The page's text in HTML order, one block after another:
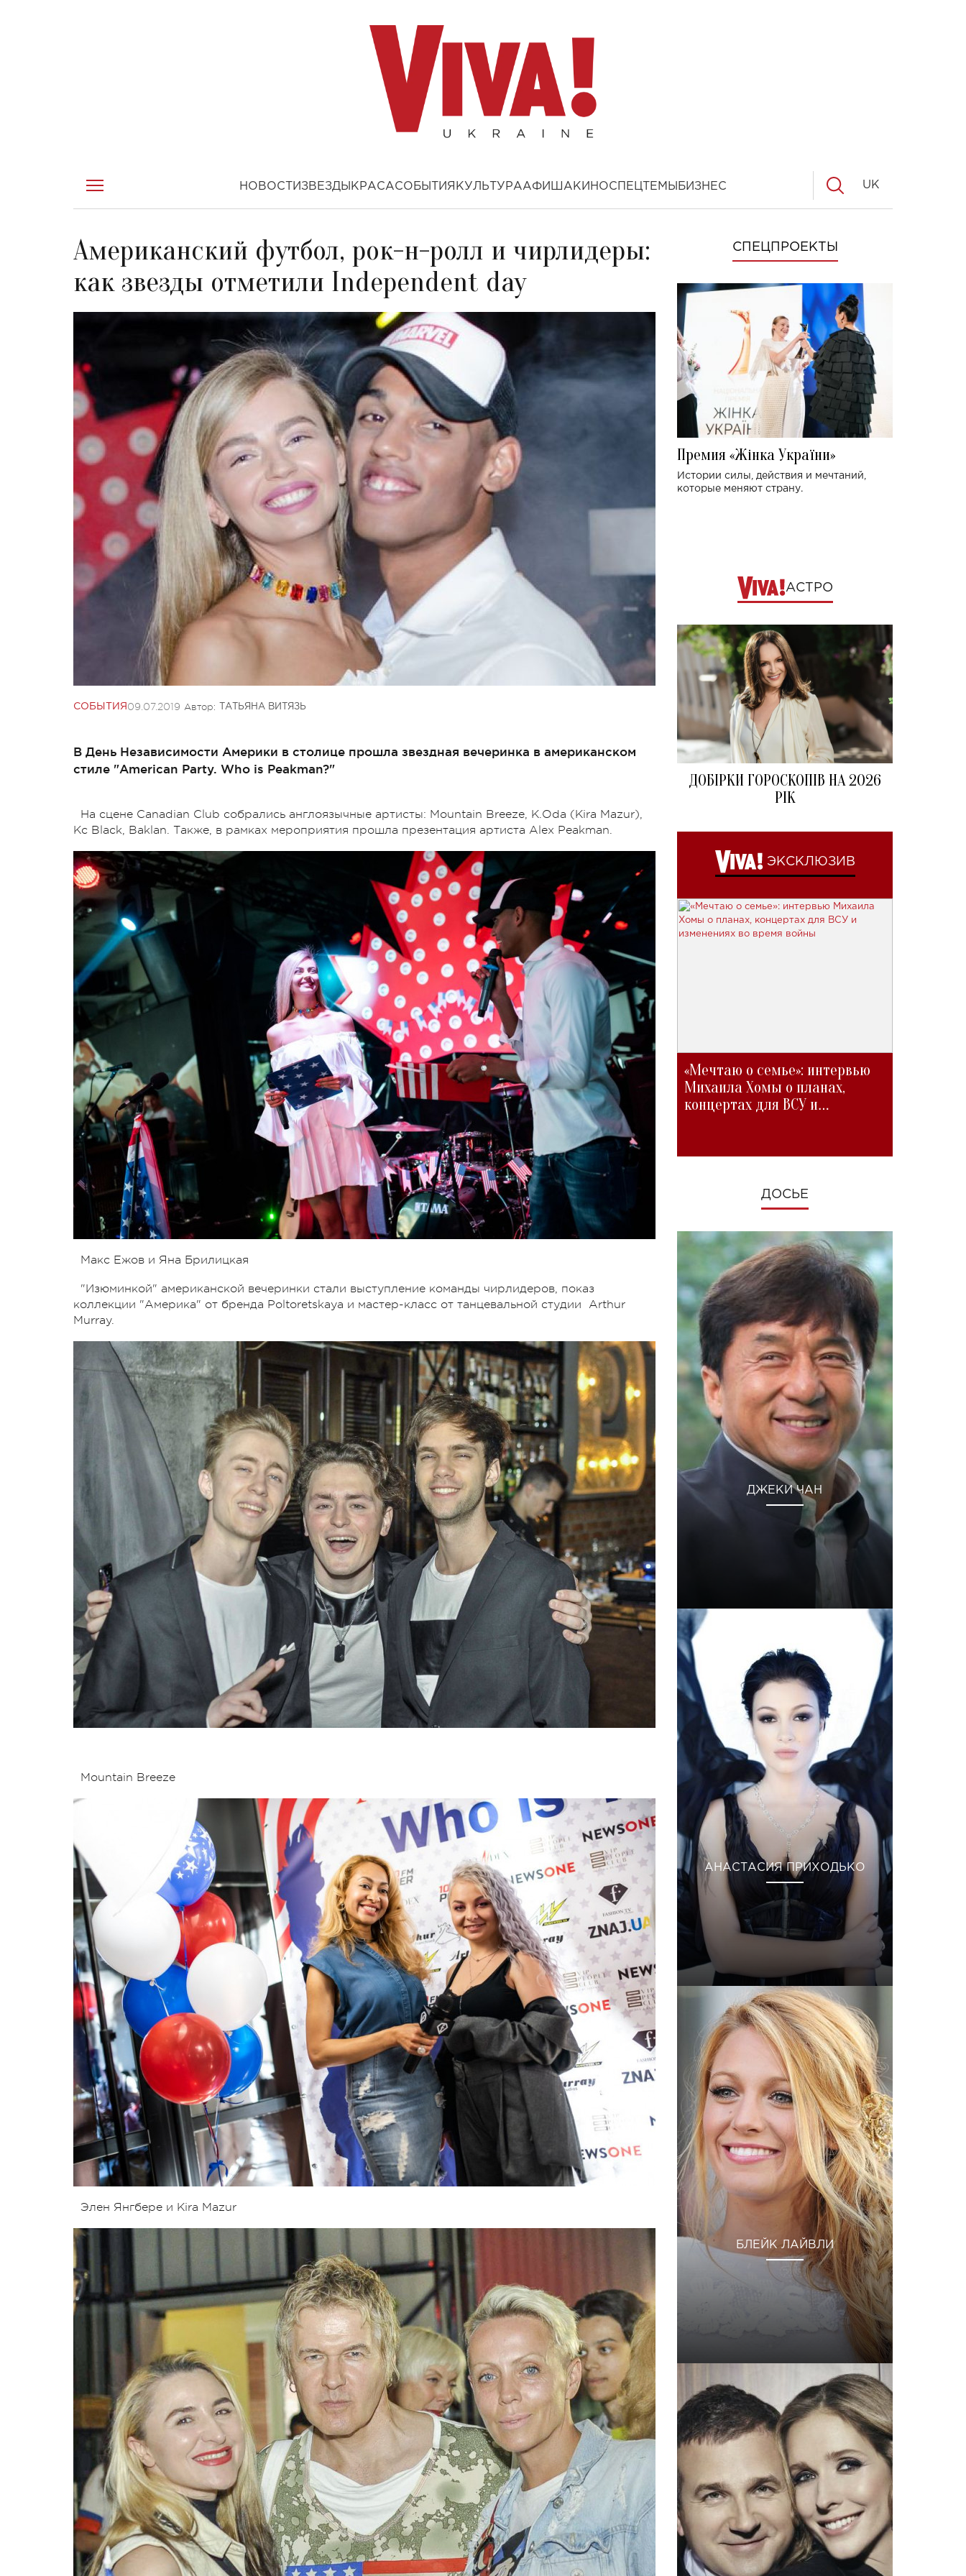
НОВОСТИ ЗВЕЗДЫ КРАСАСОБЫТИЯ КУЛЬТУРААФИША КИНОСПЕЦТЕМЫ БИЗНЕС UK
Американский футбол, рок-н-ролл и чирлидеры:
как звезды отметили Independent day
СОБЫТИЯ 09.07.2019 Автор: ТАТЬЯНА ВИТЯЗЬ
В День Независимости Америки в столице прошла звездная вечеринка в американском
стиле "American Party. Who is Peakman?"
На сцене Canadian Club собрались англоязычные артисты: Mountain Breeze, К.Oda (Kira Mazur),
Kc Black, Baklan. Также, в рамках мероприятия прошла презентация артиста Alex Peakman.
Макс Ежов и Яна Брилицкая
"Изюминкой" американской вечеринки стали выступление команды чирлидеров, показ
коллекции "Америка" от бренда Poltoretskaya и мастер-класс от танцевальной студии Arthur
Murray.
Mountain Breeze
Элен Янгбере и Kira Mazur
СПЕЦПРОЕКТЫ
Премия «Жінка України»
Истории силы, действия и мечтаний,
которые меняют страну.
АСТРО
ДОБІРКИ ГОРОСКОПІВ НА 2026
РІК
ЭКСКЛЮЗИВ
«Мечтаю о семье»: интервью
Михаила Хомы о планах,
концертах для ВСУ и
ДОСЬЕ
ДЖЕКИ ЧАН
АНАСТАСИЯ ПРИХОДЬКО
БЛЕЙК ЛАЙВЛИ